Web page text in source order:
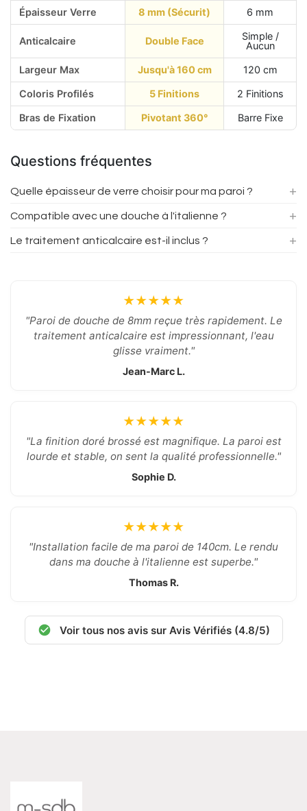
Épaisseur Verre 8 mm (Sécurit) 6 mm
Anticalcaire Double Face
Simple /
Aucun
Largeur Max Jusqu'à 160 cm 120 cm
Coloris Profilés 5 Finitions 2 Finitions
Bras de Fixation Pivotant 360° Barre Fixe
Questions fréquentes
Quelle épaisseur de verre choisir pour ma paroi ? +
Compatible avec une douche à l'italienne ? +
Le traitement anticalcaire est-il inclus ? +
★★★★★
"Paroi de douche de 8mm reçue très rapidement. Le
traitement anticalcaire est impressionnant, l'eau
glisse vraiment."
Jean-Marc L.
★★★★★
"La finition doré brossé est magnifique. La paroi est
lourde et stable, on sent la qualité professionnelle."
Sophie D.
★★★★★
"Installation facile de ma paroi de 140cm. Le rendu
dans ma douche à l'italienne est superbe."
Thomas R.
Voir tous nos avis sur Avis Vérifiés (4.8/5)